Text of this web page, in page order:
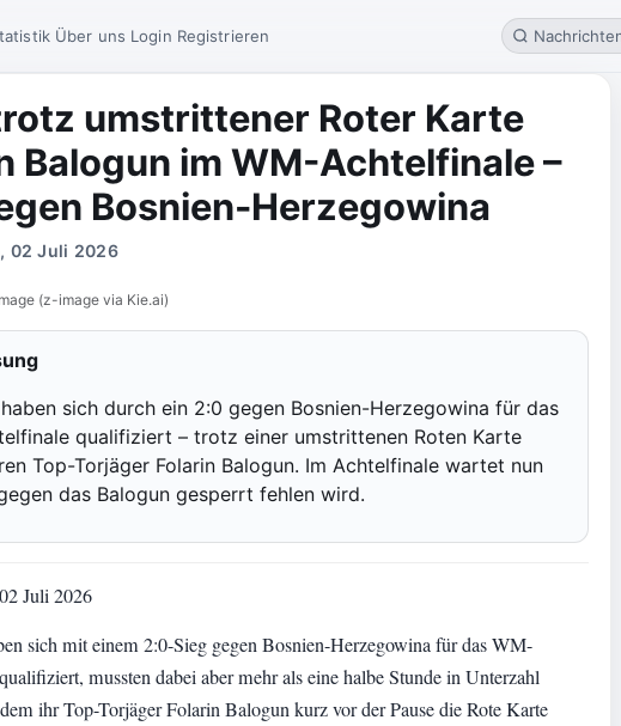
Über uns Login Registrieren
umstrittener Roter Karte
Balogun im WM-Achtelfinale –
Bosnien-Herzegowina
02 Juli 2026
(z-image via Kie.ai)
sich durch ein 2:0 gegen Bosnien-Herzegowina für das
qualifiziert – trotz einer umstrittenen Roten Karte
Top-Torjäger Folarin Balogun. Im Achtelfinale wartet nun
das Balogun gesperrt fehlen wird.
Juli 2026
sich mit einem 2:0-Sieg gegen Bosnien-Herzegowina für das WM-
mussten dabei aber mehr als eine halbe Stunde in Unterzahl
ihr Top-Torjäger Folarin Balogun kurz vor der Pause die Rote Karte